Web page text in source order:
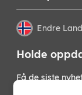
Endre Land
Holde
Få de siste